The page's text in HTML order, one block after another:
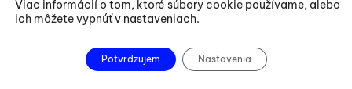
Liptovská 10,
Kurzy
Viac informácií o tom, ktoré súbory cookie používame, alebo
ich môžete vypnúť v nastaveniach.
Potvrdzujem Nastavenia